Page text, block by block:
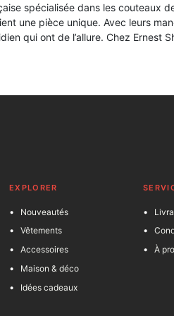
spécialisée dans les couteaux
une pièce unique. Avec leurs
qui ont de l’allure. Chez Ernest
EXPLORER
Nouveautés
Vêtements
Accessoires
Maison & déco
Idées cadeaux
À